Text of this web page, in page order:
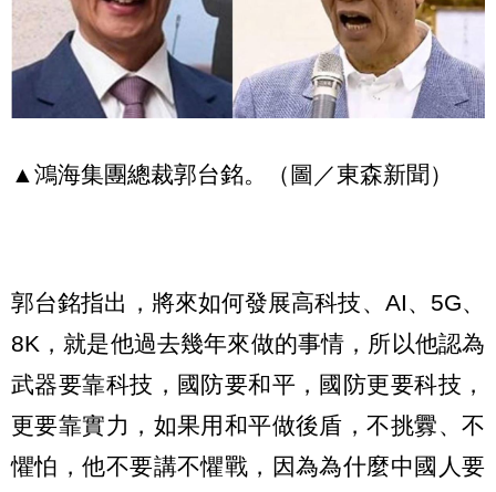
▲鴻海集團總裁郭台銘。（圖／東森新聞）
郭台銘指出，將來如何發展高科技、AI、5G、
8K，就是他過去幾年來做的事情，所以他認為
武器要靠科技，國防要和平，國防更要科技，
更要靠實力，如果用和平做後盾，不挑釁、不
懼怕，他不要講不懼戰，因為為什麼中國人要